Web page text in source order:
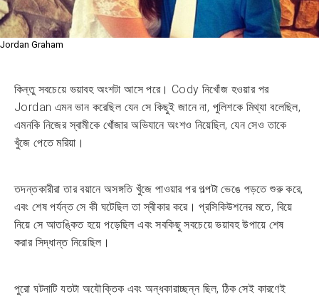
Jordan Graham
কিন্তু সবচেয়ে ভয়াবহ অংশটা আসে পরে। Cody নিখোঁজ হওয়ার পর
Jordan এমন ভান করেছিল যেন সে কিছুই জানে না, পুলিশকে মিথ্যা বলেছিল,
এমনকি নিজের স্বামীকে খোঁজার অভিযানে অংশও নিয়েছিল, যেন সেও তাকে
খুঁজে পেতে মরিয়া।
তদন্তকারীরা তার বয়ানে অসঙ্গতি খুঁজে পাওয়ার পর গল্পটা ভেঙে পড়তে শুরু করে,
এবং শেষ পর্যন্ত সে কী ঘটেছিল তা স্বীকার করে। প্রসিকিউশনের মতে, বিয়ে
নিয়ে সে আতঙ্কিত হয়ে পড়েছিল এবং সবকিছু সবচেয়ে ভয়াবহ উপায়ে শেষ
করার সিদ্ধান্ত নিয়েছিল।
পুরো ঘটনাটি যতটা অযৌক্তিক এবং অন্ধকারাচ্ছন্ন ছিল, ঠিক সেই কারণেই